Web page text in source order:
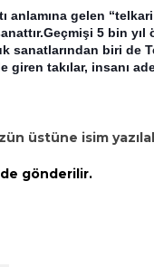
anlamına gelen
5 bin
sanatlarından biri de
takılar, insanı
üstüne isim
gönderilir.